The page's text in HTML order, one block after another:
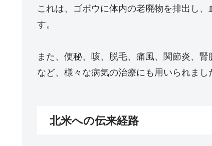
これは、ゴボウに体内の老廃物を排出し
す。
また、便秘、咳、脱毛、痛風、関節炎、
など、様々な病気の治療にも用いられまし
北米への伝来経路